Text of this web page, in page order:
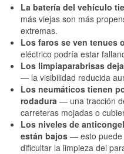
La batería del vehículo
más viejas son más
extremas.
Los faros se ven tenues
eléctrico podría estar
Los limpiaparabrisas
— la visibilidad reducida
Los neumáticos tienen
rodadura — una tracción
carreteras mojadas o
Los niveles de
están bajos — esto puede
dificultar la limpieza del